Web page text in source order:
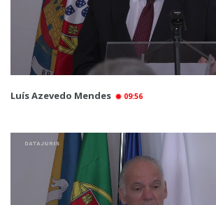
Luís Azevedo Mendes 09:56